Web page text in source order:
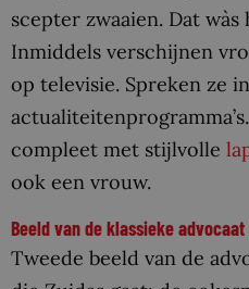
scepter zwaaien. Dat wàs
Inmiddels verschijnen
op televisie. Spreken ze in
compleet met stijlvolle
ook een vrouw.
Beeld van de klassieke
Tweede beeld van de